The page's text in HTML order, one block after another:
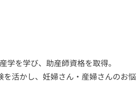
を学び、助産師資格を取得。
活かし、妊婦さん・産婦さんのお悩